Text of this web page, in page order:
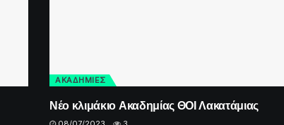
ΑΚΑΔΗΜΙΕΣ
Νέο κλιμάκιο Ακαδημίας ΘΟΙ Λακατάμιας